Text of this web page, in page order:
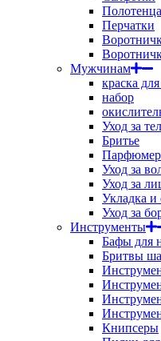
Полотенца
Перчатки
Мужчинам
краска
набор
Уход за
Бритье
Уход за
Уход за
Укладка и
Уход за
Инструменты
Бафы для
Бритвы
Книпсеры